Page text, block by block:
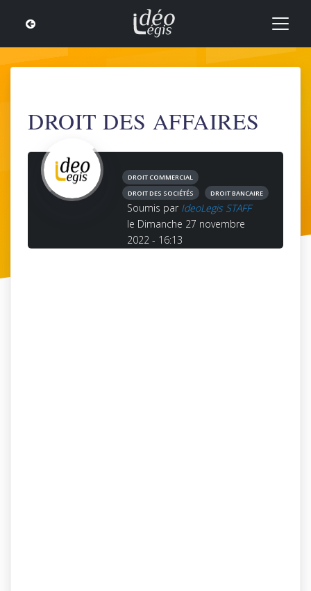
DROIT DES AFFAIRES
DROIT COMMERCIAL
DROIT DES SOCIÉTÉS
DROIT BANCAIRE
Soumis par IdeoLegis STAFF
le Dimanche 27 novembre
2022 - 16:13